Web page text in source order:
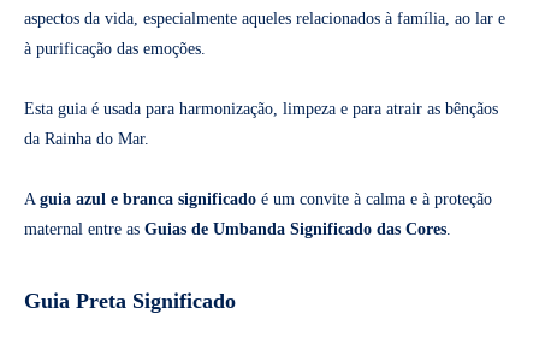
aspectos da vida, especialmente aqueles relacionados à família, ao lar e
à purificação das emoções.
Esta guia é usada para harmonização, limpeza e para atrair as bênçãos
da Rainha do Mar.
A guia azul e branca significado é um convite à calma e à proteção
maternal entre as Guias de Umbanda Significado das Cores.
Guia Preta Significado